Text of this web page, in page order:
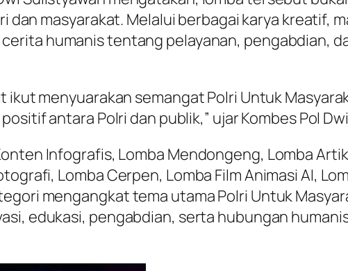
masyarakat. Melalui berbagai karya kreatif,
humanis tentang pelayanan, pengabdian,
ikut menyuarakan semangat Polri Untuk
antara Polri dan publik,” ujar Kombes Pol
Infografis, Lomba Mendongeng, Lomba
Lomba Cerpen, Lomba Film Animasi AI,
mengangkat tema utama Polri Untuk
edukasi, pengabdian, serta hubungan